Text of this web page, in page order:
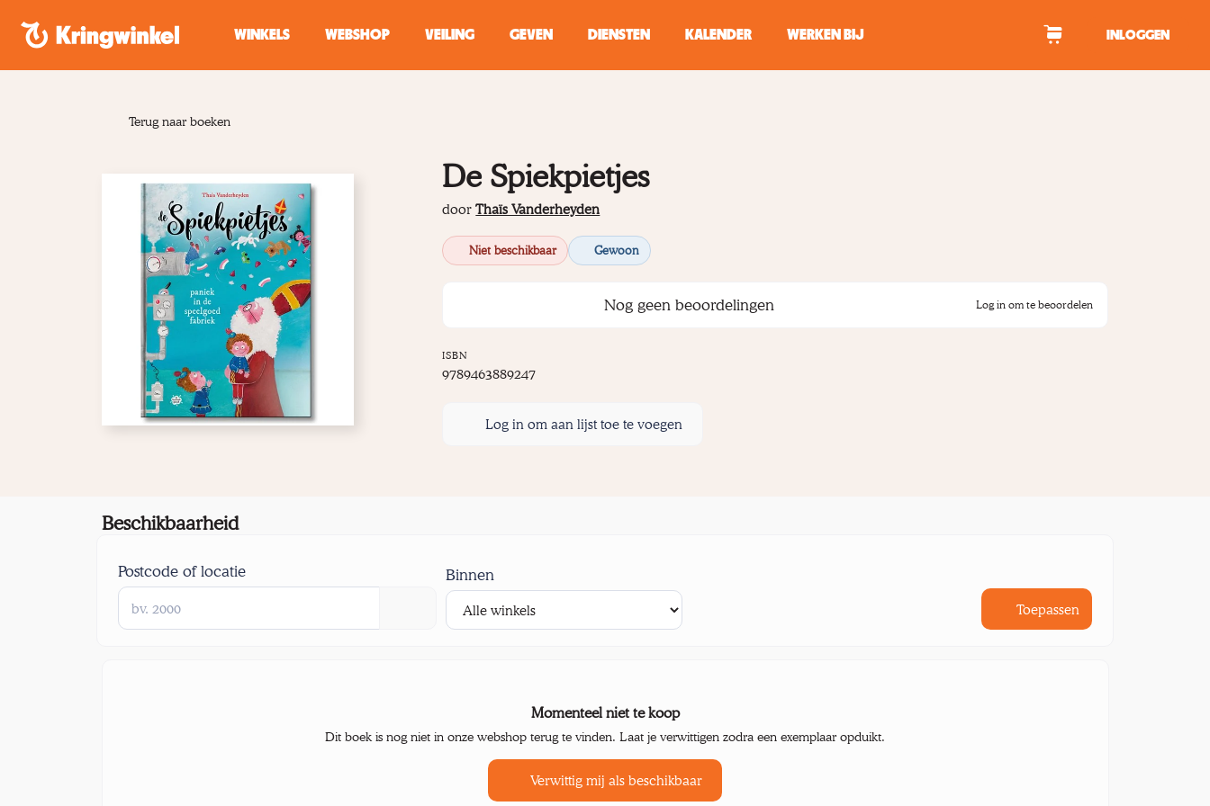
WINKELS
WEBSHOP VEILING GEVEN DIENSTEN KALENDER WERKEN BIJ INLOGGEN
Terug naar boeken
De Spiekpietjes
doorThaïs Vanderheyden
Niet beschikbaar Gewoon
Nog geen beoordelingen Log in om te beoordelen
ISBN
9789463889247
Log in om aan lijst toe te voegen
Beschikbaarheid
Postcode of locatie Binnen
Toepassen
Momenteel niet te koop
Dit boek is nog niet in onze webshop terug te vinden. Laat je verwittigen zodra een exemplaar opduikt.
Verwittig mij als beschikbaar